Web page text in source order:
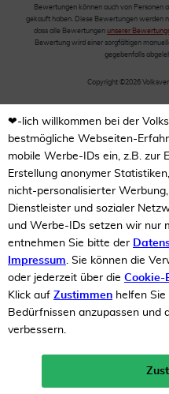
10%
Neukunden-
mehr erfahren >
Bewertungen können auch von Personen
gekauft haben. Diese Bewertungen werden
dass alle Bewertungen unserer
Bewertung wird einer sorgfältigen
gegebenfalls
Copyright ©2026
❤-lich willkommen bei der
bestmögliche Webseiten-
mobile Werbe-IDs ein, z.B. zur
Erstellung anonymer
nicht-personalisierter
Dienstleister und sozialer
und Werbe-IDs setzen wir nur
entnehmen Sie bitte der
Impressum. Sie können die
oder jederzeit über die Cookie-
Klick auf Zustimmen helfen
Bedürfnissen anzupassen und
verbessern.